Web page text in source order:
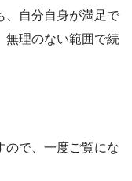
、自分自身が満足で
無理のない範囲で続
ので、一度ご覧にな